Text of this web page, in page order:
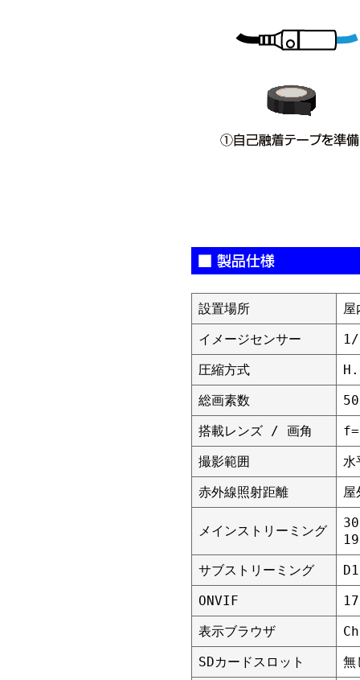
設置場所
イメージセンサー
1/
圧縮方式
総画素数
搭載レンズ / 画角
f=
撮影範囲
赤外線照射距離
メインストリーミング
サブストリーミング
ONVIF
表示ブラウザ
SDカードスロット
無